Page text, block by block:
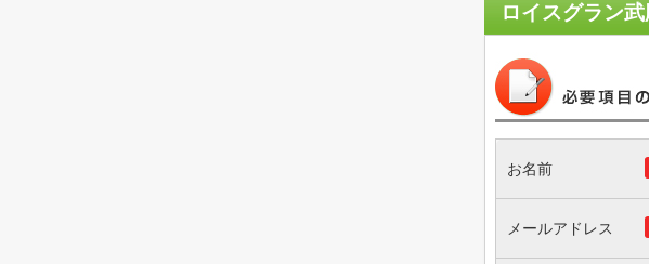
ロイスグラン
お名前
メールアドレス